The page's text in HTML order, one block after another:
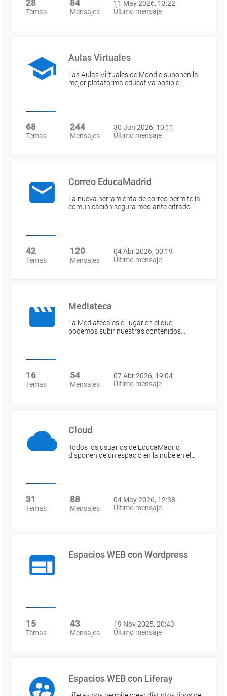
28
Temas
84
Mensajes
11 May 2026, 13:22
Último mensaje
Aulas Virtuales
Las Aulas Virtuales de Moodle suponen la
mejor plataforma educativa posible…
68
Temas
244
Mensajes
30 Jun 2026, 10:11
Último mensaje
Correo EducaMadrid
La nueva herramienta de correo permite la
comunicación segura mediante cifrado…
42
Temas
120
Mensajes
04 Abr 2026, 00:19
Último mensaje
Mediateca
La Mediateca es el lugar en el que
podemos subir nuestras contenidos…
16
Temas
54
Mensajes
07 Abr 2026, 19:04
Último mensaje
Cloud
Todos los usuarios de EducaMadrid
disponen de un espacio en la nube en el…
31
Temas
88
Mensajes
04 May 2026, 12:38
Último mensaje
Espacios WEB con Wordpress
15
Temas
43
Mensajes
19 Nov 2025, 20:43
Último mensaje
Espacios WEB con Liferay